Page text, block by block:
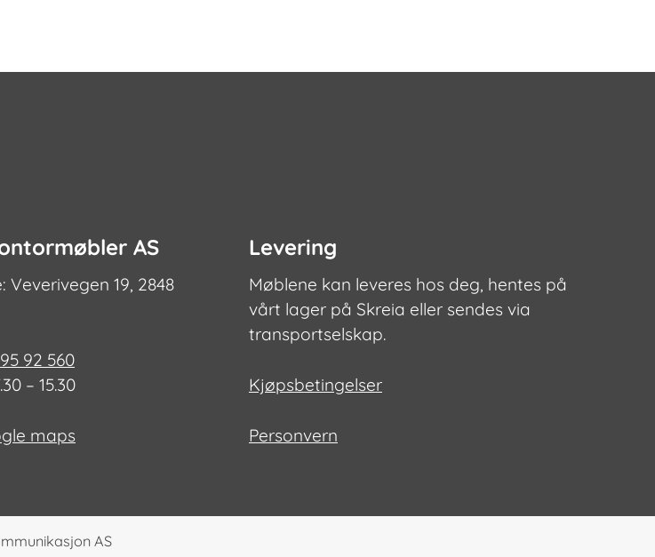
kan
kan
AS
Veverivegen 19, 2848
92 560
– 15.30
maps
Levering
Møblene kan leveres hos deg, hentes på
vårt lager på Skreia eller sendes via
transportselskap.
Kjøpsbetingelser
Personvern
AS